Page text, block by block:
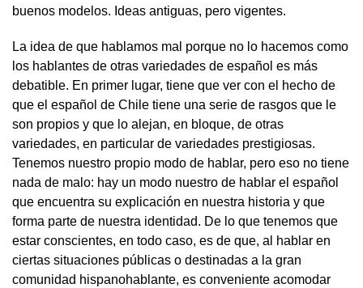
buenos modelos. Ideas antiguas, pero vigentes.
La idea de que hablamos mal porque no lo hacemos como
los hablantes de otras variedades de español es más
debatible. En primer lugar, tiene que ver con el hecho de
que el español de Chile tiene una serie de rasgos que le
son propios y que lo alejan, en bloque, de otras
variedades, en particular de variedades prestigiosas.
Tenemos nuestro propio modo de hablar, pero eso no tiene
nada de malo: hay un modo nuestro de hablar el español
que encuentra su explicación en nuestra historia y que
forma parte de nuestra identidad. De lo que tenemos que
estar conscientes, en todo caso, es de que, al hablar en
ciertas situaciones públicas o destinadas a la gran
comunidad hispanohablante, es conveniente acomodar